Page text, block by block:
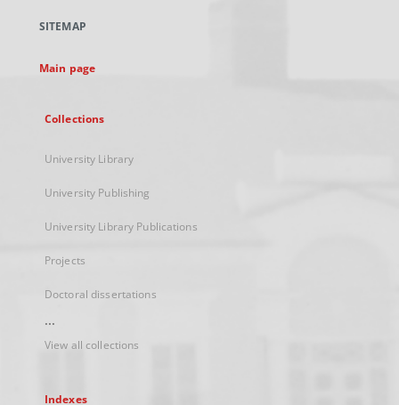
new
SITEMAP
Main page
Collections
University Library
University Publishing
University Library Publications
Projects
Doctoral dissertations
...
View all collections
Indexes